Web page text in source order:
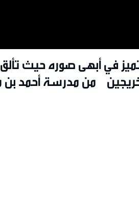
في أبهى صوره حيث
من مدرسة أحمد بن